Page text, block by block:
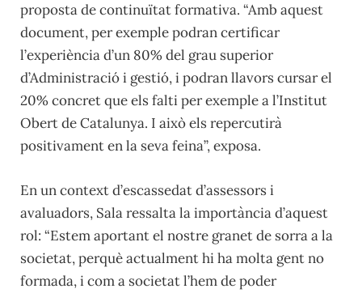
proposta de continuïtat formativa. “Amb aquest
document, per exemple podran certificar
l’experiència d’un 80% del grau superior
d’Administració i gestió, i podran llavors cursar el
20% concret que els falti per exemple a l’Institut
Obert de Catalunya. I això els repercutirà
positivament en la seva feina”, exposa.
En un context d’escassedat d’assessors i
avaluadors, Sala ressalta la importància d’aquest
rol: “Estem aportant el nostre granet de sorra a la
societat, perquè actualment hi ha molta gent no
formada, i com a societat l’hem de poder